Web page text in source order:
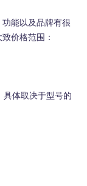
能以及品牌有很
价格范围：
体取决于型号的